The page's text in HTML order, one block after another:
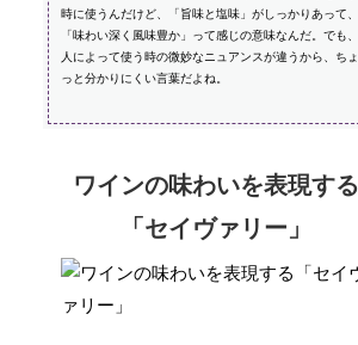
時に使うんだけど、「旨味と塩味」がしっかりあって、
「味わい深く風味豊か」って感じの意味なんだ。でも、
人によって使う時の微妙なニュアンスが違うから、ちょ
っと分かりにくい言葉だよね。
ワインの味わいを表現する
「セイヴァリー」